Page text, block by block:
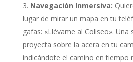
Navegación Inmersiva:
lugar de mirar un mapa en tu
gafas: «Llévame al Coliseo». Una
proyecta sobre la acera en tu
indicándote el camino en tiempo